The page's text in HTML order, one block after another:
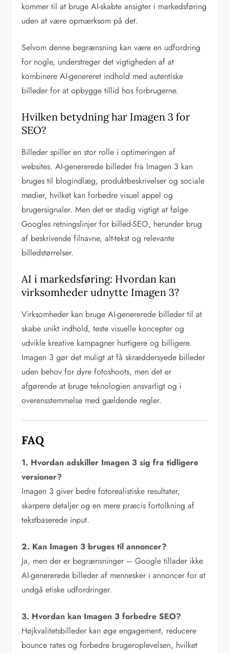
kommer til at bruge AI-skabte ansigter i markedsføring
uden at være opmærksom på det.
Selvom denne begrænsning kan være en udfordring
for nogle, understreger det vigtigheden af at
kombinere AI-genereret indhold med autentiske
billeder for at opbygge tillid hos forbrugerne.
Hvilken betydning har Imagen 3 for
SEO?
Billeder spiller en stor rolle i optimeringen af
websites. AI-genererede billeder fra Imagen 3 kan
bruges til blogindlæg, produktbeskrivelser og sociale
medier, hvilket kan forbedre visuel appel og
brugersignaler. Men det er stadig vigtigt at følge
Googles retningslinjer for billed-SEO, herunder brug
af beskrivende filnavne, alt-tekst og relevante
billedstørrelser.
AI i markedsføring: Hvordan kan
virksomheder udnytte Imagen 3?
Virksomheder kan bruge AI-genererede billeder til at
skabe unikt indhold, teste visuelle koncepter og
udvikle kreative kampagner hurtigere og billigere.
Imagen 3 gør det muligt at få skræddersyede billeder
uden behov for dyre fotoshoots, men det er
afgørende at bruge teknologien ansvarligt og i
overensstemmelse med gældende regler.
FAQ
1. Hvordan adskiller Imagen 3 sig fra tidligere
versioner?
Imagen 3 giver bedre fotorealistiske resultater,
skarpere detaljer og en mere præcis fortolkning af
tekstbaserede input.
2. Kan Imagen 3 bruges til annoncer?
Ja, men der er begrænsninger – Google tillader ikke
AI-genererede billeder af mennesker i annoncer for at
undgå etiske udfordringer.
3. Hvordan kan Imagen 3 forbedre SEO?
Højkvalitetsbilleder kan øge engagement, reducere
bounce rates og forbedre brugeroplevelsen, hvilket